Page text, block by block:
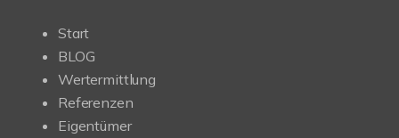
Start
BLOG
Wertermittlung
Referenzen
Eigentümer